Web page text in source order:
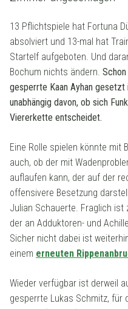
13 Pflichtspiele hat Fortuna
absolviert und 13-mal hat
Startelf aufgeboten. Und
Bochum nichts ändern.
gesperrte Kaan Ayhan
unabhängig davon, ob sich
Viererkette entscheidet.
Eine Rolle spielen könnte mit
auch, ob der mit
auflaufen kann, der auf der
offensivere Besetzung
Julian Schauerte. Fraglich ist
der an Adduktoren- und
Sicher nicht dabei ist
einem erneuten
Wieder verfügbar ist derweil
gesperrte Lukas Schmitz, für